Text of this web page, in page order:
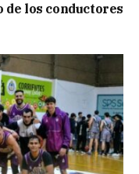
de los conductores